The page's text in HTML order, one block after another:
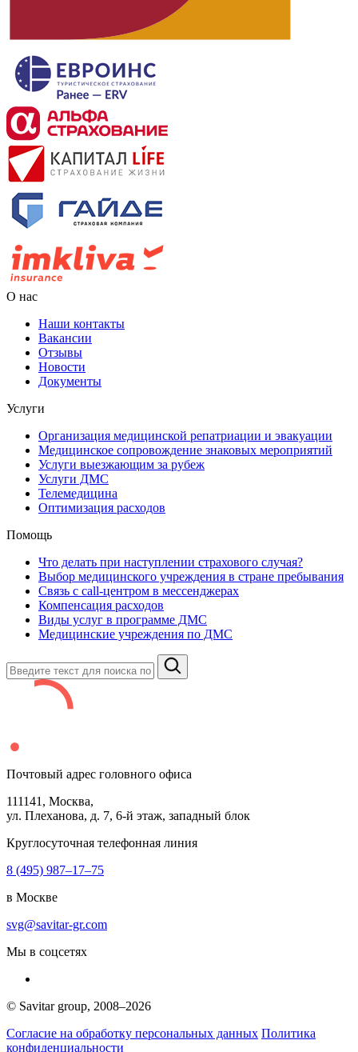
О нас
Наши контакты
Вакансии
Отзывы
Новости
Документы
Услуги
Организация медицинской репатриации и эвакуации
Медицинское сопровождение знаковых мероприятий
Услуги выезжающим за рубеж
Услуги ДМС
Телемедицина
Оптимизация расходов
Помощь
Что делать при наступлении страхового случая?
Выбор медицинского учреждения в стране пребывания
Связь с сall-центром в мессенджерах
Компенсация расходов
Виды услуг в программе ДМС
Медицинские учреждения по ДМС
Почтовый адрес головного офиса
111141 , Москва,
ул. Плеханова, д. 7, 6-й этаж, западный блок
Круглосуточная телефонная линия
8 (495) 987–17–75
в Москве
svg@savitar-gr.com
Мы в соцсетях
© Savitar group, 2008–2026
Согласие на обработку персональных данных Политика
конфиденциальности